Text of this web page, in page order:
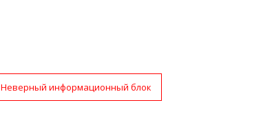
Неверный информационный блок